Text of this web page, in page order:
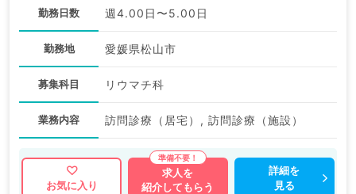
勤務日数 週4.00日〜5.00日
勤務地 愛媛県松山市
募集科目 リウマチ科
業務内容 訪問診療（居宅）, 訪問診療（施設）
お気に入り
求人を
紹介してもらう
詳細を
見る